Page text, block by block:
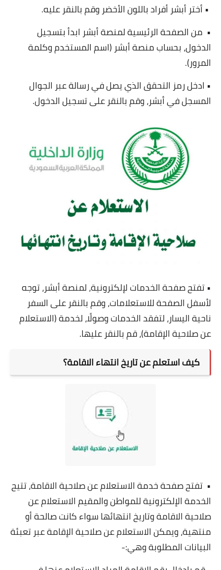
• أختر أبشر أفراد باللون الأخضر وقم بالنقر عليه.
• من الصفحة الرئيسية لمنصة أبشر ابدأ بتسجيل
الدخول، بحساب منصة أبشر (اسم المستخدم وكلمة
المرور).
• ادخل رمز التحقق الذي يصل في رسالة عبر الجوال
المسجل في أبشر، وقم بالنقر على تسجيل الدخول.
• تفتح صفحة الخدمات لإلكترونية، لمنصة أبشر، توجه
لأسفل الصفحة للاستعلامات، وقم بالنقر على السفر
ناحية اليسار، لتفقد الخدمات وصولًا، لخدمة (الاستعلام
عن صلاحية الإقامة)، قم بالنقر عليها.
كيف استعلم عن تاريخ انتهاء الاقامة؟
• تفتح صفحة خدمة الاستعلام عن صلاحية الاقامة، تتيح
الخدمة الإلكترونية للمواطن والمقيم الاستعلام عن
صلاحية الاقامة وتاريخ انتهائها سواء كانت صالحة أو
منتهية، ويمكن الاستعلام عن صلاحية الإقامة عبر تعبئة
البيانات المطلوبة وهي:-